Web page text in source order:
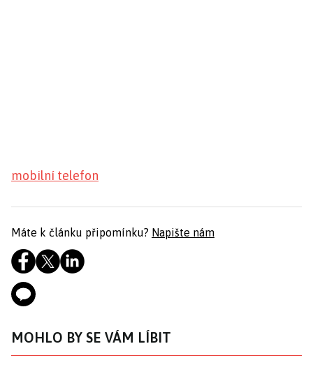
mobilní telefon
Máte k článku připomínku? Napište nám
MOHLO BY SE VÁM LÍBIT